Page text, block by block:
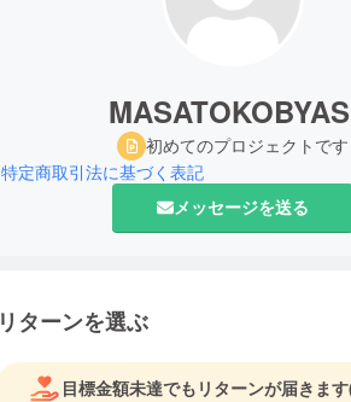
初めてのプロジェクトです
特定商取引法に基づく表記
メッセージを送る
リターンを選ぶ
目標金額未達でもリターンが届きます